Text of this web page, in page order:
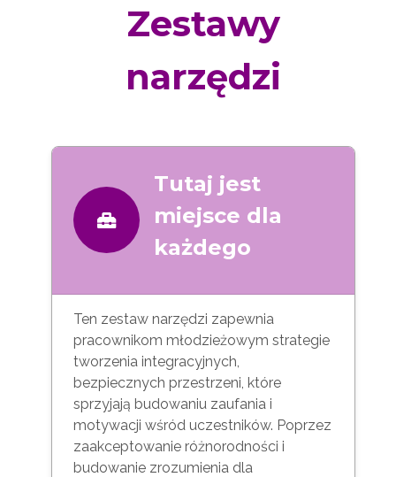
Zestawy
narzędzi
Tutaj jest
miejsce dla
każdego
Ten zestaw narzędzi zapewnia
pracownikom młodzieżowym strategie
tworzenia integracyjnych,
bezpiecznych przestrzeni, które
sprzyjają budowaniu zaufania i
motywacji wśród uczestników. Poprzez
zaakceptowanie różnorodności i
budowanie zrozumienia dla